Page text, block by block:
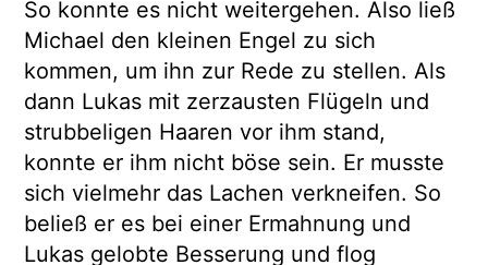
So konnte es nicht weitergehen. Also ließ
Michael den kleinen Engel zu sich
kommen, um ihn zur Rede zu stellen. Als
dann Lukas mit zerzausten Flügeln und
strubbeligen Haaren vor ihm stand,
konnte er ihm nicht böse sein. Er musste
sich vielmehr das Lachen verkneifen. So
beließ er es bei einer Ermahnung und
Lukas gelobte Besserung und flog